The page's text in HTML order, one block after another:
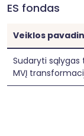
ES fondas
Veiklos
Sudaryti
MVĮ